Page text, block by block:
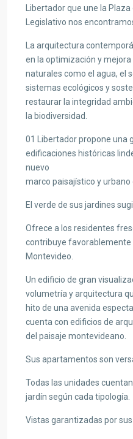
Libertador que une la
Legislativo nos
La arquitectura
en la optimización y mejora
naturales como el agua, el
sistemas ecológicos y
restaurar la integridad
la biodiversidad.
01 Libertador propone una
edificaciones históricas
nuevo
marco paisajístico y urbano
El verde de sus jardines
Ofrece a los residentes
contribuye favorablemente
Montevideo.
Un edificio de gran
volumetría y arquitectura
hito de una avenida
cuenta con edificios de
del paisaje montevideano.
Sus apartamentos son
Todas las unidades
jardín según cada tipología.
Vistas garantizadas por